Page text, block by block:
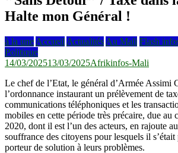
Halte mon Général !
à la une Accueil Actualités Au Mali Flash
Politique
14/03/202513/03/2025Afrikinfos-Mali
Le chef de l’Etat, le général d’Armée Assimi
l’ordonnance instaurant un prélèvement de
communications téléphoniques et les
mobiles en cette période très précaire, due au
2020, dont il est l’un des acteurs, en rajoute
souffrance des citoyens pour lesquels il s’était
porteur de solution à leurs problèmes.